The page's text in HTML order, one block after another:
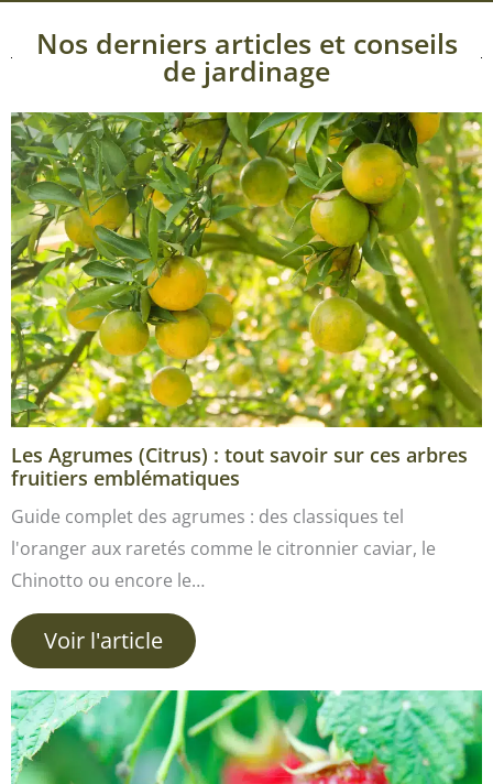
Nos derniers articles et conseils
de jardinage
Les Agrumes (Citrus) : tout savoir sur ces arbres
fruitiers emblématiques
Guide complet des agrumes : des classiques tel
l'oranger aux raretés comme le citronnier caviar, le
Chinotto ou encore le…
Voir l'article